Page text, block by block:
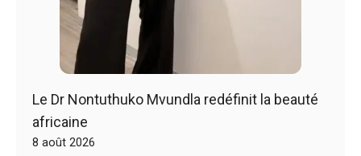
Le Dr Nontuthuko Mvundla redéfinit la beauté
africaine
8 août 2026